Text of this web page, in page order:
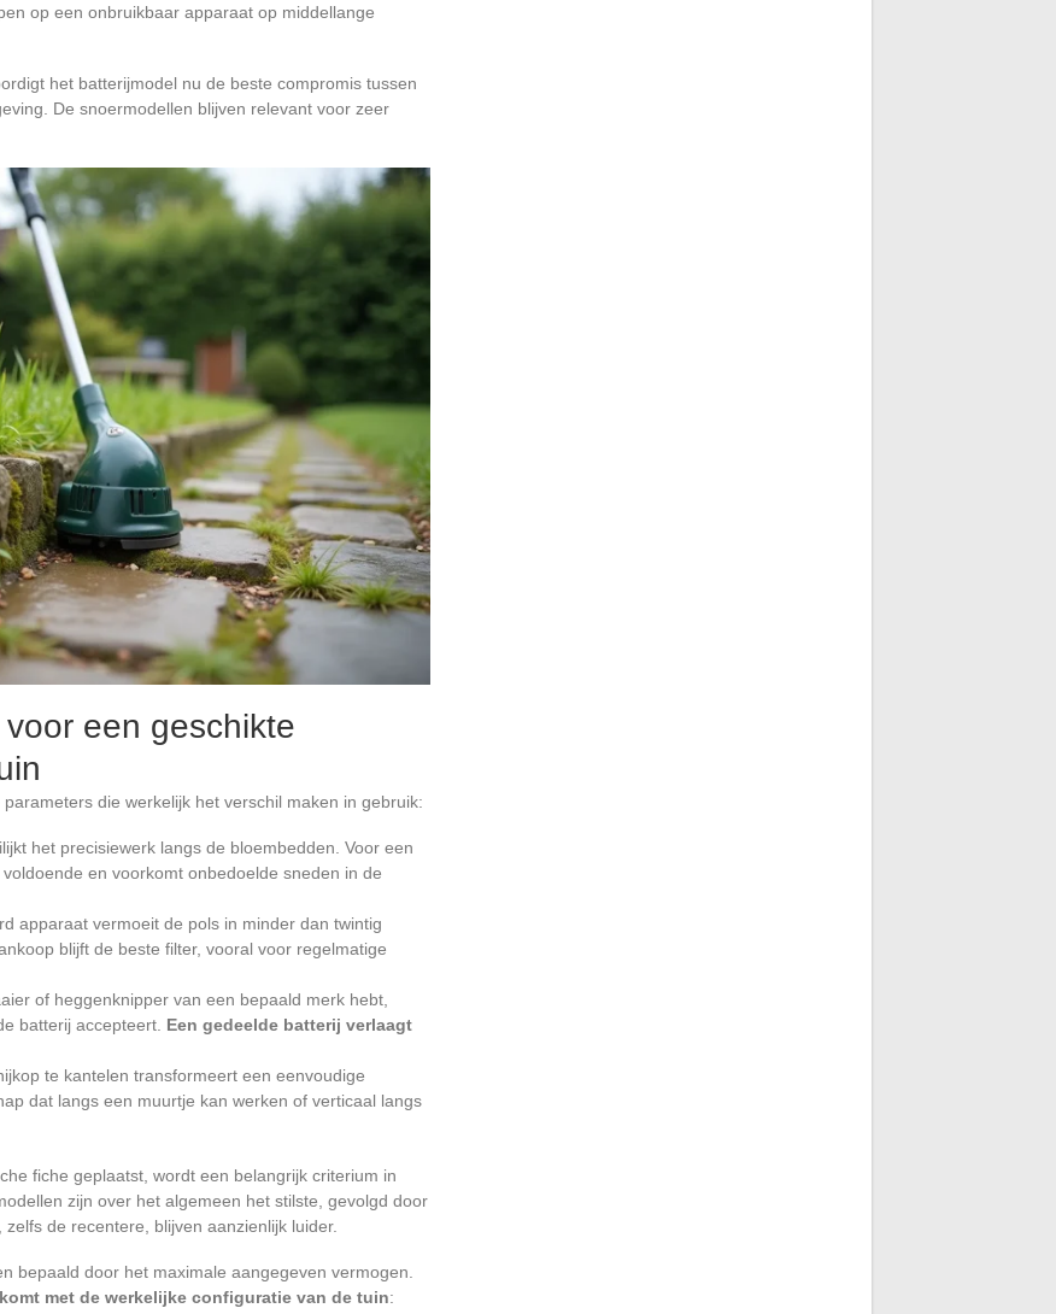
op een onbruikbaar apparaat op middellange
het batterijmodel nu de beste compromis tussen
De snoermodellen blijven relevant voor zeer
een geschikte
die werkelijk het verschil maken in gebruik:
het precisiewerk langs de bloembedden. Voor een
en voorkomt onbedoelde sneden in de
apparaat vermoeit de pols in minder dan twintig
blijft de beste filter, vooral voor regelmatige
of heggenknipper van een bepaald merk hebt,
batterij accepteert. Een gedeelde batterij verlaagt
te kantelen transformeert een eenvoudige
dat langs een muurtje kan werken of verticaal langs
fiche geplaatst, wordt een belangrijk criterium in
zijn over het algemeen het stilste, gevolgd door
de recentere, blijven aanzienlijk luider.
bepaald door het maximale aangegeven vermogen.
met de werkelijke configuratie van de tuin: